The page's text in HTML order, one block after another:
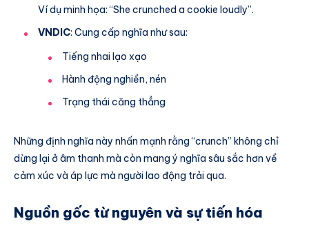
Ví dụ minh họa: “She crunched a cookie loudly”.
VNDIC: Cung cấp nghĩa như sau:
Tiếng nhai lạo xạo
Hành động nghiền, nén
Trạng thái căng thẳng
Những định nghĩa này nhấn mạnh rằng “crunch” không chỉ
dừng lại ở âm thanh mà còn mang ý nghĩa sâu sắc hơn về
cảm xúc và áp lực mà người lao động trải qua.
Nguồn gốc từ nguyên và sự tiến hóa